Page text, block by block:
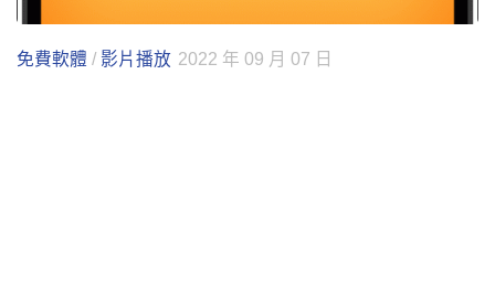
免費軟體 / 影片播放 2022 年 09 月 07 日